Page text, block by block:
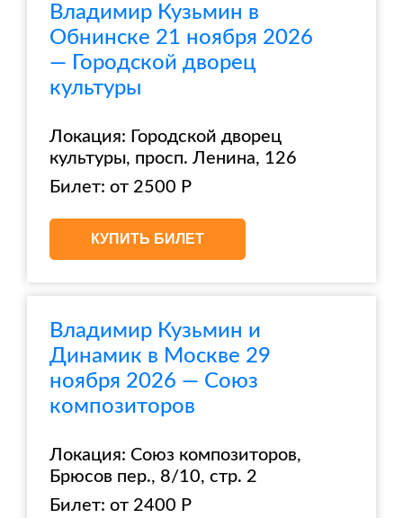
Владимир Кузьмин в
Обнинске 21 ноября 2026
— Городской дворец
культуры
Локация: Городской дворец
культуры, просп. Ленина, 126
Билет: от 2500 Р
КУПИТЬ БИЛЕТ
Владимир Кузьмин и
Динамик в Москве 29
ноября 2026 — Союз
композиторов
Локация: Союз композиторов,
Брюсов пер., 8/10, стр. 2
Билет: от 2400 Р